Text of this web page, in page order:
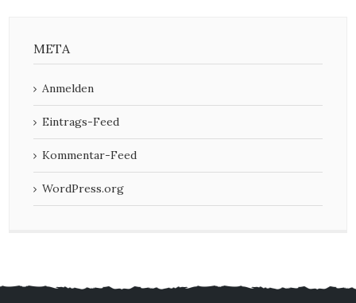
META
Anmelden
Eintrags-Feed
Kommentar-Feed
WordPress.org